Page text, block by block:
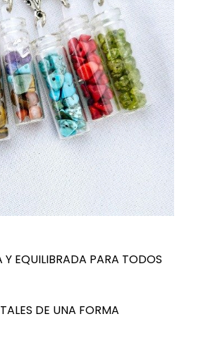
Y EQUILIBRADA PARA TODOS
DE UNA FORMA